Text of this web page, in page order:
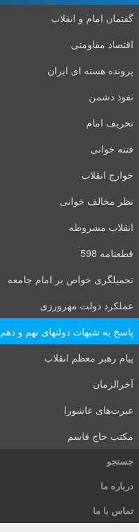
گفتمان امام و انقلاب
اقتصاد مقاومتی
پرونده هسته ای ایران
نفوذ دشمن
تحریف امام
فتنه خوانی
خوارج انقلاب
نظر مخالف خوانی
انقلاب مشروطه
قطعنامه 598
تحمیلگری خواص بر امام جامعه
عملکرد دولت مهرورزی
پاسخ به شبهات دولتهای نهم و دهم
پیام رهبر معظم انقلاب
آخرالزمان
عبرت‌های عاشورا
مکتب حاج قاسم
جستجو
درباره ما
تماس با ما